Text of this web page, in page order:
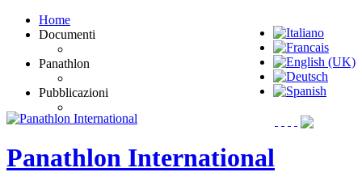
Panathlon International
Home
Documenti
Panathlon
Pubblicazioni